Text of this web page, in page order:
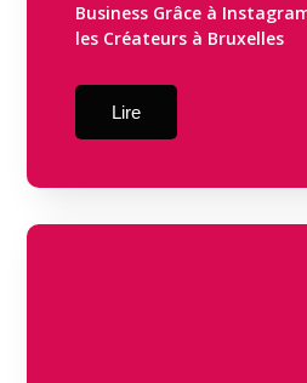
Business Grâce à
les Créateurs à Bruxelles
Lire